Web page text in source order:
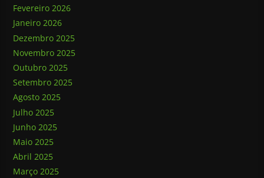
Fevereiro 2026
Janeiro 2026
Dezembro 2025
Novembro 2025
Outubro 2025
Setembro 2025
Agosto 2025
Julho 2025
Junho 2025
Maio 2025
Abril 2025
Março 2025